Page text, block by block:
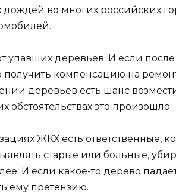
дождей во многих российских
упавших деревьев. И если
получить компенсацию на
деревьев есть шанс
обстоятельствах это произошло.
ЖКХ есть ответственные,
старые или больные,
И если какое-то дерево
ему претензию.